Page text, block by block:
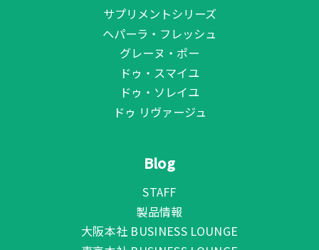
サプリメントシリーズ
ヘパーラ・フレッシュ
グレーヌ・ポー
ドゥ・スマイユ
ドゥ・ソレイユ
ドゥ リヴァージュ
Blog
STAFF
製品情報
大阪本社 BUSINESS LOUNGE